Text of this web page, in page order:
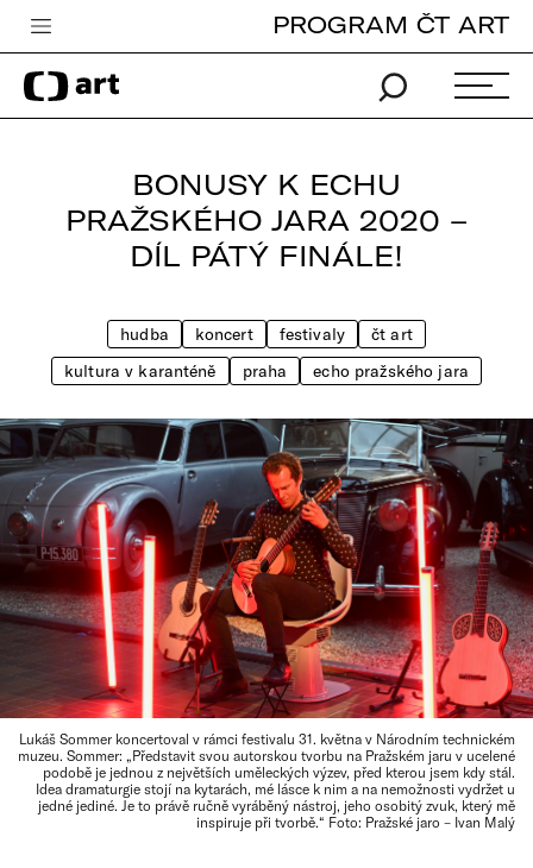
Česká televize
Zpravodajství
iVysílání
edu
PROGRAM ČT ART
BONUSY K ECHU
PRAŽSKÉHO JARA 2020 –
DÍL PÁTÝ FINÁLE!
hudba koncert festivaly
čt art
kultura v karanténě
praha echo pražského jara
Lukáš Sommer koncertoval v rámci festivalu 31. května v Národním technickém
muzeu. Sommer: „Představit svou autorskou tvorbu na Pražském jaru v ucelené
podobě je jednou z největších uměleckých výzev, před kterou jsem kdy stál.
Idea dramaturgie stojí na kytarách, mé lásce k nim a na nemožnosti vydržet u
jedné jediné. Je to právě ručně vyráběný nástroj, jeho osobitý zvuk, který mě
inspiruje při tvorbě.“ Foto: Pražské jaro – Ivan Malý